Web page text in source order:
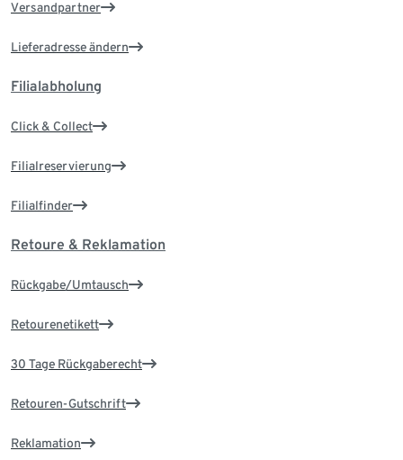
Versandpartner
Lieferadresse ändern
Filialabholung
Click & Collect
Filialreservierung
Filialfinder
Retoure & Reklamation
Rückgabe/Umtausch
Retourenetikett
30 Tage Rückgaberecht
Retouren-Gutschrift
Reklamation